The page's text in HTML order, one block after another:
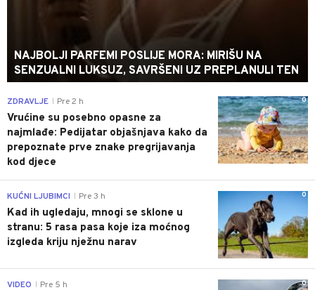
NAJBOLJI PARFEMI POSLIJE MORA: MIRIŠU NA
SENZUALNI LUKSUZ, SAVRŠENI UZ PREPLANULI TEN
0
ZDRAVLJE Pre 2 h
Vrućine su posebno opasne za
najmlađe: Pedijatar objašnjava kako da
prepoznate prve znake pregrijavanja
kod djece
0
KUĆNI LJUBIMCI Pre 3 h
Kad ih ugledaju, mnogi se sklone u
stranu: 5 rasa pasa koje iza moćnog
izgleda kriju nježnu narav
0
VIDEO Pre 5 h